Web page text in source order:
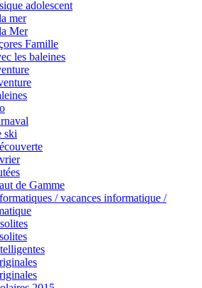
adolescent
mer
Mer
Famille
les baleines
ski
de Gamme
/ vacances informatique /